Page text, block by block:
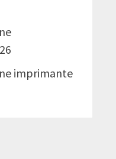
imprimante